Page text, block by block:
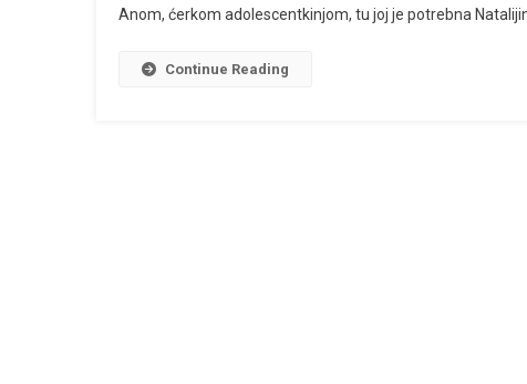
PSIHIJATRIJOM
Anom, ćerkom adolescentkinjom, tu joj je potrebna
Continue Reading